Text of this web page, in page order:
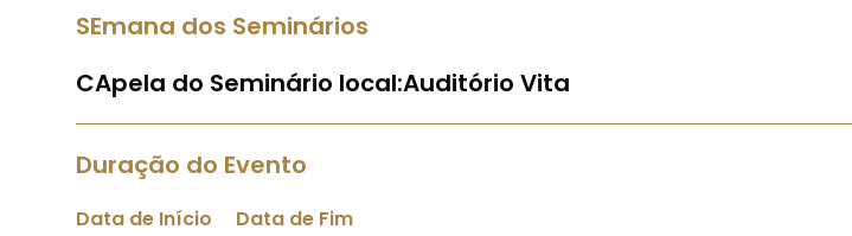
SEmana dos Seminários
CApela do Seminário local:Auditório Vita
Duração do Evento
Data de Início Data de Fim